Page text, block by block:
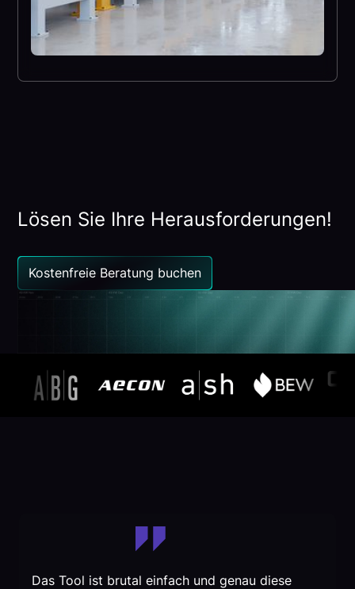
Lösen Sie Ihre Herausforderungen!
Kostenfreie Beratung buchen
Das Tool ist brutal einfach und genau diese